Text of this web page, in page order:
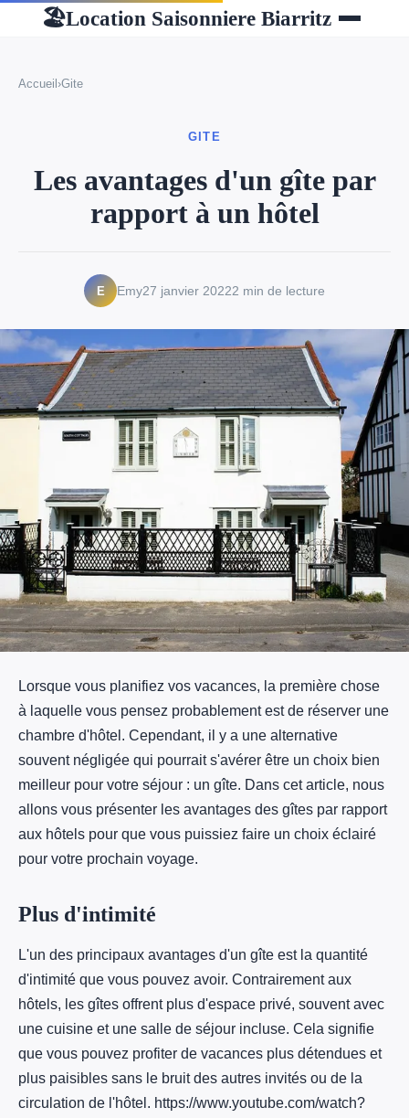
🏖Location Saisonniere Biarritz
Accueil ›Gite
GITE
Les avantages d'un gîte par
rapport à un hôtel
E Emy27 janvier 20222 min de lecture
Lorsque vous planifiez vos vacances, la première chose
à laquelle vous pensez probablement est de réserver une
chambre d'hôtel. Cependant, il y a une alternative
souvent négligée qui pourrait s'avérer être un choix bien
meilleur pour votre séjour : un gîte. Dans cet article, nous
allons vous présenter les avantages des gîtes par rapport
aux hôtels pour que vous puissiez faire un choix éclairé
pour votre prochain voyage.
Plus d'intimité
L'un des principaux avantages d'un gîte est la quantité
d'intimité que vous pouvez avoir. Contrairement aux
hôtels, les gîtes offrent plus d'espace privé, souvent avec
une cuisine et une salle de séjour incluse. Cela signifie
que vous pouvez profiter de vacances plus détendues et
plus paisibles sans le bruit des autres invités ou de la
circulation de l'hôtel. https://www.youtube.com/watch?